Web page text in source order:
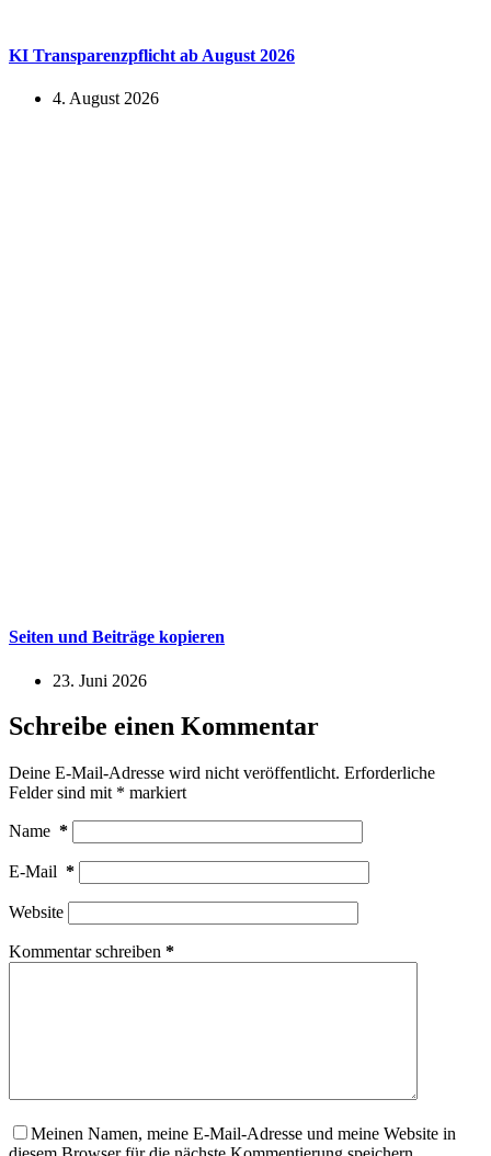
KI Transparenzpflicht ab August 2026
4. August 2026
Seiten und Beiträge kopieren
23. Juni 2026
Schreibe einen Kommentar
Deine E-Mail-Adresse wird nicht veröffentlicht. Erforderliche
Felder sind mit * markiert
Name *
E-Mail *
Website
Kommentar schreiben *
Meinen Namen, meine E-Mail-Adresse und meine Website in